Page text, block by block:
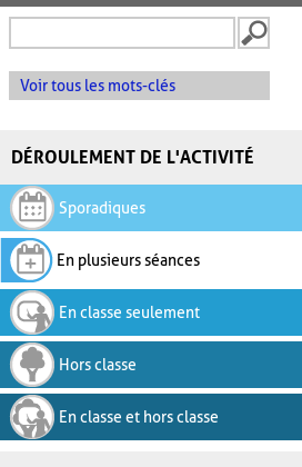
Voir tous les mots-clés
DÉROULEMENT DE L'ACTIVITÉ
Sporadiques
En plusieurs séances
En classe seulement
Hors classe
En classe et hors classe